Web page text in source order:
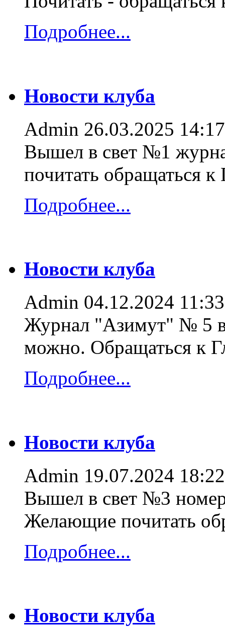
Подробнее...
Новости клуба
Admin 26.03.2025 14:17
Вышел в свет №1
почитать обращаться
Подробнее...
Новости клуба
Admin 04.12.2024 11:33
Журнал "Азимут" № 5
можно. Обращаться к
Подробнее...
Новости клуба
Admin 19.07.2024 18:22
Вышел в свет №3
Желающие почитать
Подробнее...
Новости клуба